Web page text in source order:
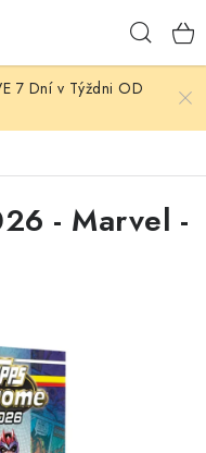
EDITION
7 Dní v Týždni OD
- Marvel -